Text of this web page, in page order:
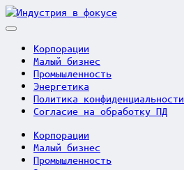
Skip
to
Индустрия
Корпорации
Малый бизнес
Промышленность
Энергетика
Политика конфиденциальности
Согласие на обработку ПД
Корпорации
Малый бизнес
Промышленность